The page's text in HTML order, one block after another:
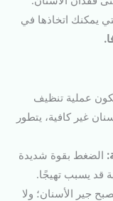
يمكنك اتخاذها في
عملية تنظيف
غير كافية، يتطور
الضغط بقوة شديدة
قد يسبب تهيجًا.
جير الأسنان؛ ولا